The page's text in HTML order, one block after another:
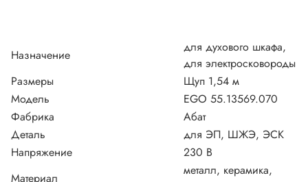
Назначение
для духового шкафа,
для электросковороды
Размеры
Щуп 1,54 м
Модель
EGO 55.13569.070
Фабрика
Абат
Деталь
для ЭП, ШЖЭ, ЭСК
Напряжение
230 В
Материал
металл, керамика,